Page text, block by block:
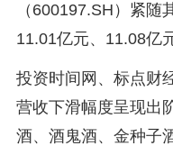
（600197.SH）紧随
11.01亿元、11.08亿
投资时间网、标点财
营收下滑幅度呈现出
酒、酒鬼酒、金种子